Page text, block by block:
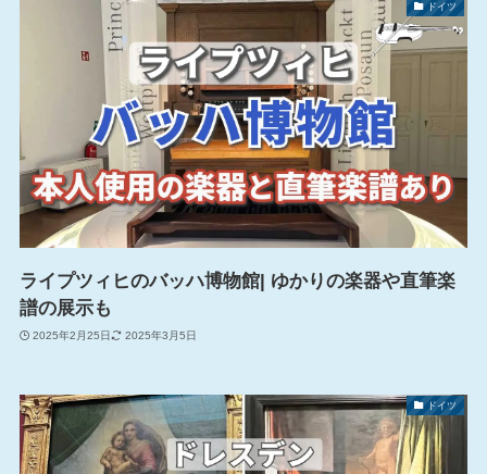
ドイツ
ライプツィヒのバッハ博物館| ゆかりの楽器や直筆楽
譜の展示も
2025年2月25日 2025年3月5日
ドイツ